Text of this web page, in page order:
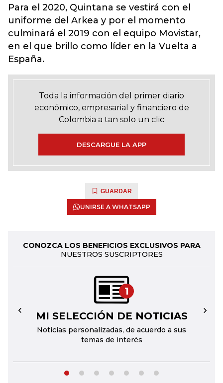
Para el 2020, Quintana se vestirá con el
uniforme del Arkea y por el momento
culminará el 2019 con el equipo Movistar,
en el que brillo como líder en la Vuelta a
España.
Toda la información del primer diario
económico, empresarial y financiero de
Colombia a tan solo un clic
DESCARGUE LA APP
GUARDAR
UNIRSE A WHATSAPP
CONOZCA LOS BENEFICIOS EXCLUSIVOS PARA
NUESTROS SUSCRIPTORES
1
MI SELECCIÓN DE NOTICIAS
Noticias personalizadas, de acuerdo a sus
temas de interés
← →